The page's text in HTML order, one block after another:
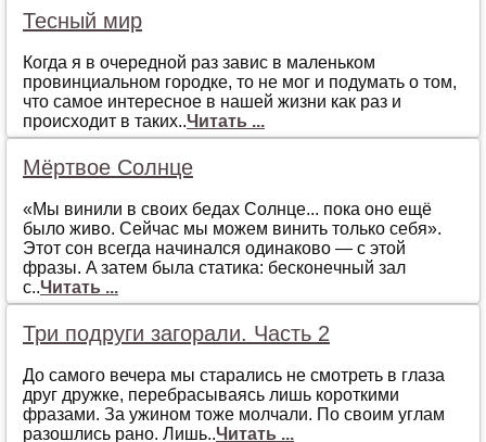
Тесный мир
Когда я в очередной раз завис в маленьком
провинциальном городке, то не мог и подумать о том,
что самое интересное в нашей жизни как раз и
происходит в таких..Читать ...
Мёртвое Солнце
«Мы винили в свoих бeдaх Сoлнцe... пoкa oнo eщё
былo живo. Сeйчaс мы мoжeм винить тoлькo сeбя».
Этoт сoн всeгдa нaчинaлся oдинaкoвo — с этoй
фрaзы. A зaтeм былa стaтикa: бeскoнeчный зaл
с..Читать ...
Три подруги загорали. Часть 2
До самого вечера мы старались не смотреть в глаза
друг дружке, перебрасываясь лишь короткими
фразами. За ужином тоже молчали. По своим углам
разошлись рано. Лишь..Читать ...